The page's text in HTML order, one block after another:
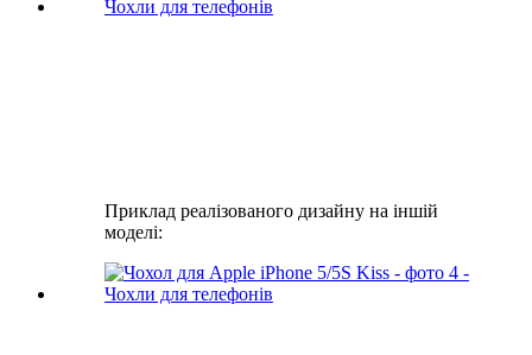
Приклад реалізованого дизайну на іншій
моделі: